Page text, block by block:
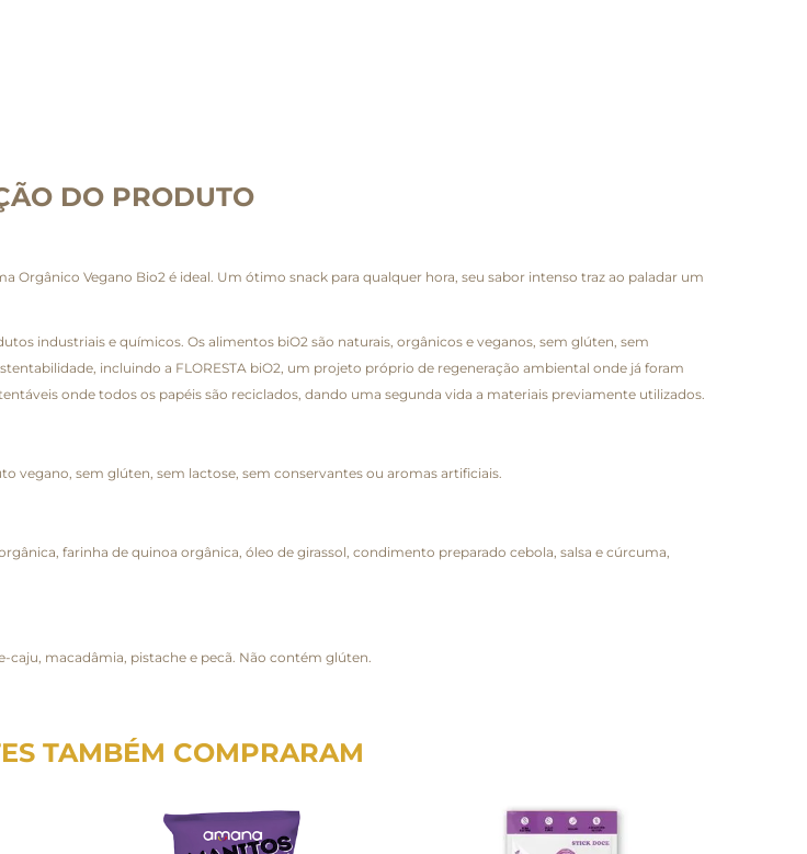
DO PRODUTO
Orgânico Vegano Bio2 é ideal. Um ótimo snack para qualquer hora, seu sabor intenso traz ao paladar um
industriais e químicos. Os alimentos biO2 são naturais, orgânicos e veganos, sem glúten, sem
incluindo a FLORESTA biO2, um projeto próprio de regeneração ambiental onde já foram
onde todos os papéis são reciclados, dando uma segunda vida a materiais previamente utilizados.
vegano, sem glúten, sem lactose, sem conservantes ou aromas artificiais.
farinha de quinoa orgânica, óleo de girassol, condimento preparado cebola, salsa e cúrcuma,
macadâmia, pistache e pecã. Não contém glúten.
TAMBÉM COMPRARAM